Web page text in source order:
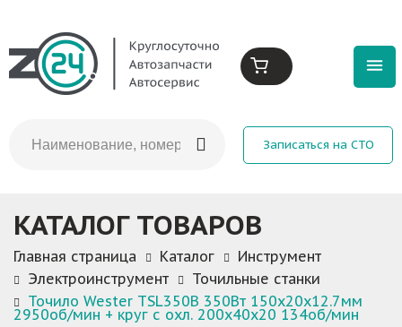
Записаться на СТО
КАТАЛОГ ТОВАРОВ
Главная страница Каталог
Инструмент
Электроинструмент
Точильные станки
Точило Wester TSL350B 350Вт 150x20x12.7мм
2950об/мин + круг с охл. 200x40x20 134об/мин